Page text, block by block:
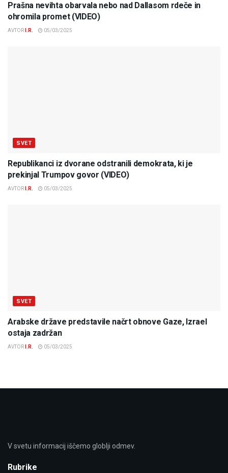
Prašna nevihta obarvala nebo nad Dallasom rdeče in
ohromila promet (VIDEO)
AVTOR I.R. 05/03/2025
SVET
Republikanci iz dvorane odstranili demokrata, ki je
prekinjal Trumpov govor (VIDEO)
AVTOR I.R. 05/03/2025
SVET
Arabske države predstavile načrt obnove Gaze, Izrael
ostaja zadržan
AVTOR I.R. 05/03/2025
V svetu informacij iščemo globlji odmev.
Rubrike